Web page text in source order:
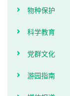
物种保护
科学教育
党群文化
游园指南